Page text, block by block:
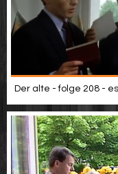
Der alte - folge 208 -